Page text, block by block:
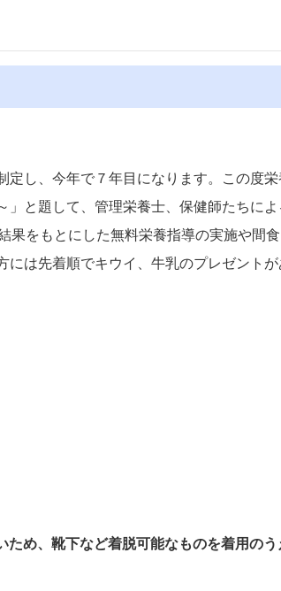
し、今年で７年目になります。この度栄
と題して、管理栄養士、保健師たちによ
果をもとにした無料栄養指導の実施や間
は先着順でキウイ、牛乳のプレゼントが
め、靴下など着脱可能なものを着用のう